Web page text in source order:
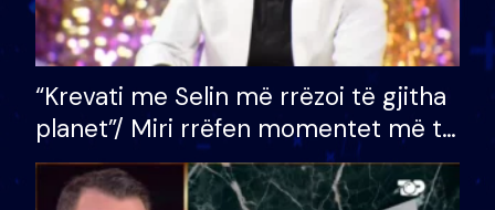
“Krevati me Selin më rrëzoi të gjitha
planet”/ Miri rrëfen momentet më të
bukura në shtëpinë e BB VIP: Do më
mungojë zilja e mëngjesit kur…